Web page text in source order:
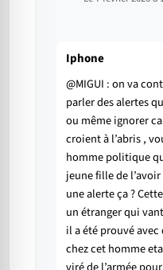
Iphone
@MIGUI : on va
parler des alertes
ou même ignorer
croient à l’abris ,
homme politique
jeune fille de
une alerte ça ?
un étranger qui
il a été prouvé
chez cet homme